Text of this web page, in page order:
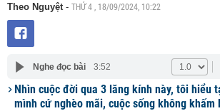
Theo Nguyệt - THỨ 4 , 18/09/2024, 10:22
Nghe đọc bài 3:52
Nhìn cuộc đời qua 3 lăng kính này, tôi hiểu
mình cứ nghèo mãi, cuộc sống không khấm